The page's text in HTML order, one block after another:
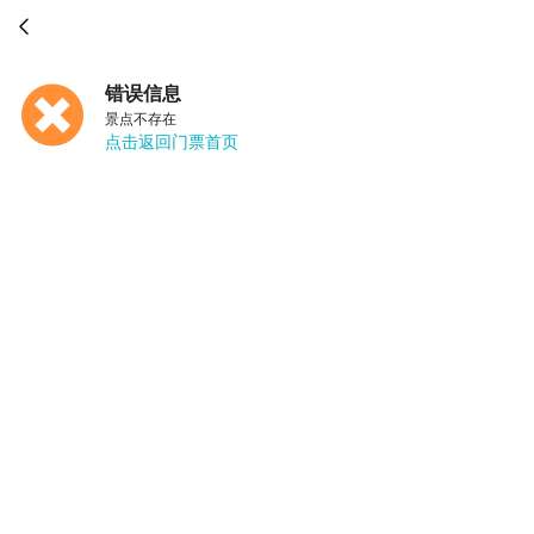

错误信息
景点不存在
点击返回门票首页